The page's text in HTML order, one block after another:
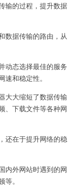
的过程，提升数据
据传输的路由，从
态选择最佳的服务
和稳定性。
大缩短了数据传输
、下载文件等各种网
在于提升网络的稳
外网站时遇到的网
。